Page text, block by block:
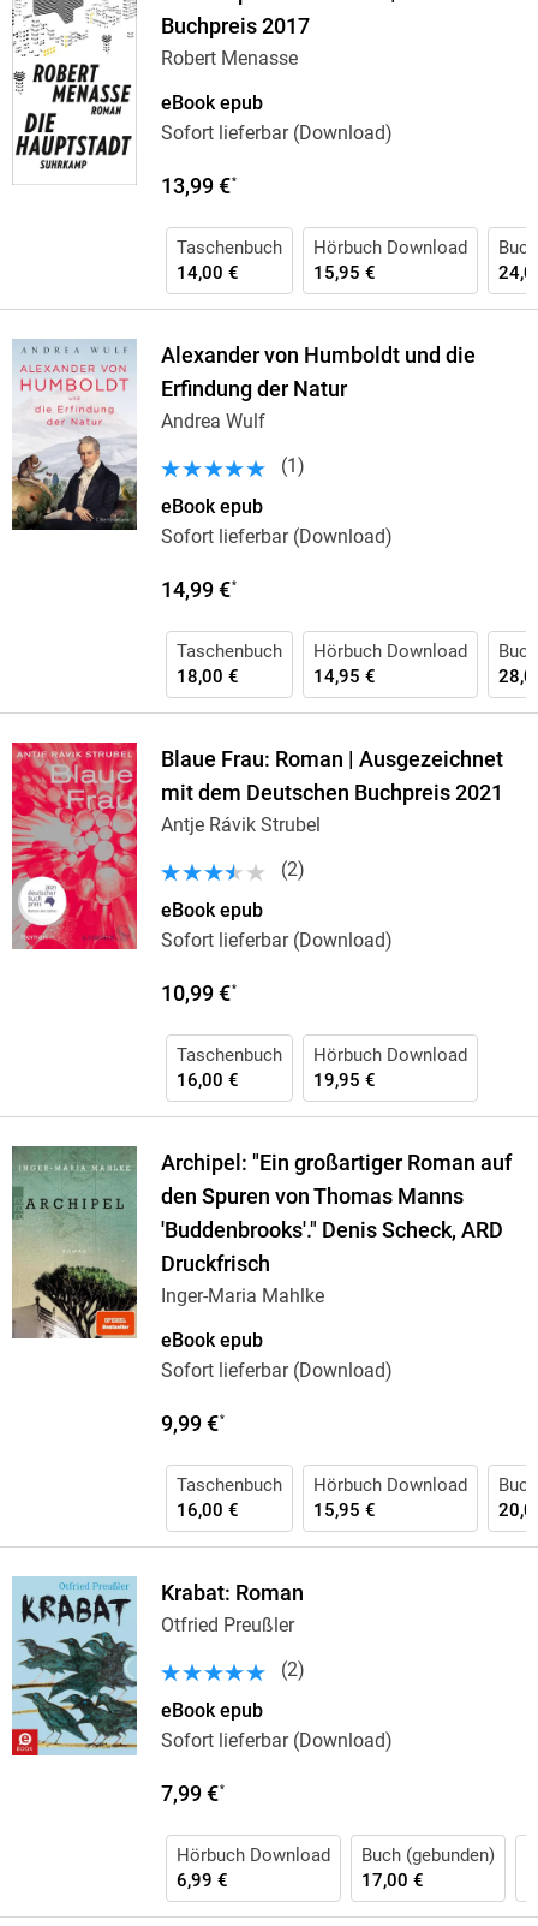
Buchpreis 2017
Robert Menasse
eBook epub
Sofort lieferbar (Download)
13,99 €*
Taschenbuch
14,00 €
Hörbuch Download
15,95 €
Alexander von Humboldt und die
Erfindung der Natur
Andrea Wulf
(1 )
eBook epub
Sofort lieferbar (Download)
14,99 €*
Taschenbuch
18,00 €
Hörbuch Download
14,95 €
Blaue Frau: Roman | Ausgezeichnet
mit dem Deutschen Buchpreis 2021
Antje Rávik Strubel
(2)
eBook epub
Sofort lieferbar (Download)
10,99 €*
Taschenbuch
16,00 €
Hörbuch Download
19,95 €
Archipel: "Ein großartiger Roman auf
den Spuren von Thomas Manns
'Buddenbrooks'." Denis Scheck, ARD
Druckfrisch
Inger-Maria Mahlke
eBook epub
Sofort lieferbar (Download)
9,99 €*
Taschenbuch
16,00 €
Hörbuch Download
15,95 €
Krabat: Roman
Otfried Preußler
(2)
eBook epub
Sofort lieferbar (Download)
7,99 €*
Hörbuch Download
6,99 €
Buch (gebunden)
17,00 €